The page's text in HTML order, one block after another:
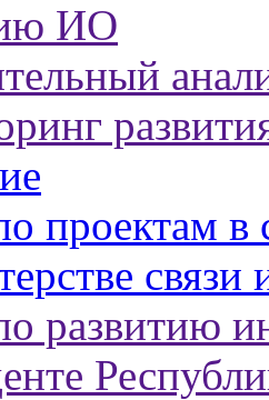
ИО
проектам в
связи
развитию